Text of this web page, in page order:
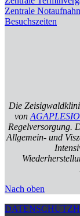
Zentrale
Besuchszeiten
Die
von
Regelversorgung.
Allgemein- und
Nach oben